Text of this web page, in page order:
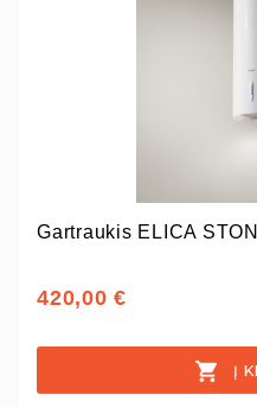
Gartraukis ELICA
420,00 €
Į